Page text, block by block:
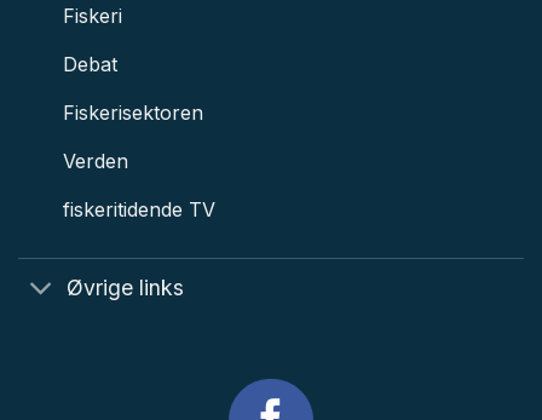
Fiskeri
Debat
Fiskerisektoren
Verden
fiskeritidende TV
Øvrige links